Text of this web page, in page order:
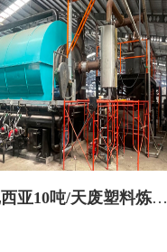
亚10吨/天废塑料炼油